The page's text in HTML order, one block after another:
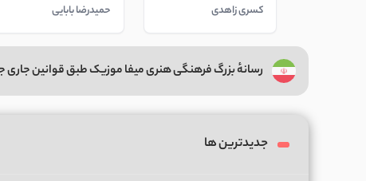
کسری زاهدی حمیدرضا بابایی
رسانهٔ بزرگ فرهنگی هنری میفا موزیک طبق قوانین جاری
جدیدترین ها